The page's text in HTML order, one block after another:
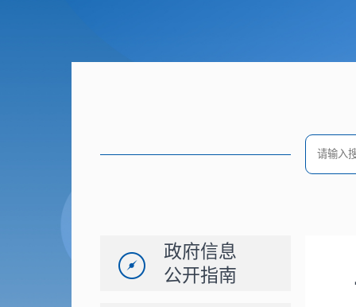
政府信息
公开指南